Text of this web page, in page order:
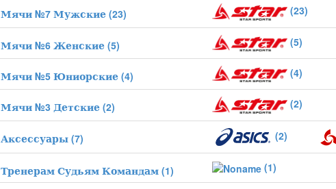
Мячи №7 Мужские (23) (23)
Мячи №6 Женские (5) (5)
Мячи №5 Юниорские (4) (4)
Мячи №3 Детские (2) (2)
Аксессуары (7) (2)
Тренерам Судьям Командам (1) (1)